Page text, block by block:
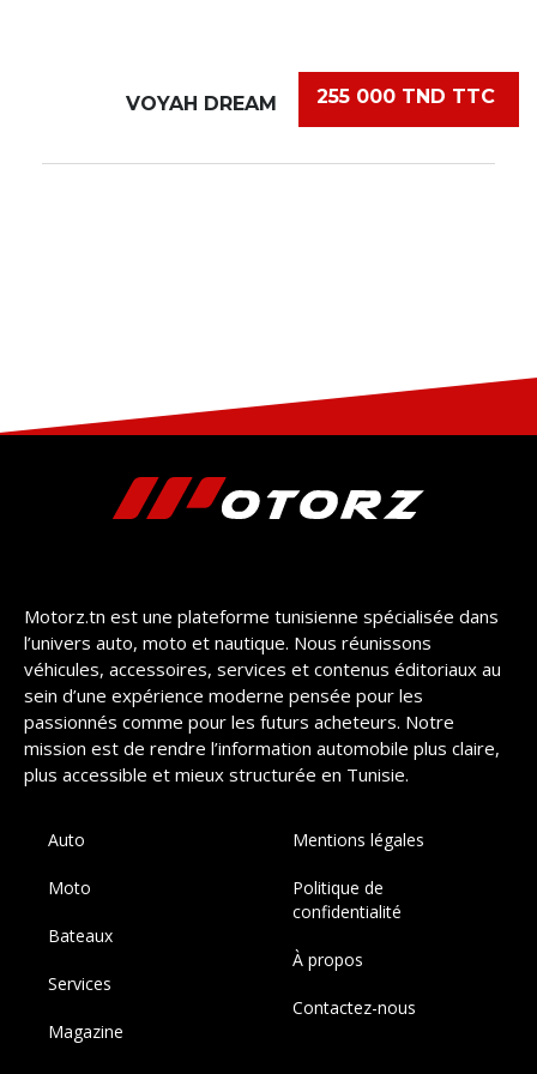
255 000 TND TTC
VOYAH DREAM
Motorz.tn est une plateforme tunisienne spécialisée dans
l’univers auto, moto et nautique. Nous réunissons
véhicules, accessoires, services et contenus éditoriaux au
sein d’une expérience moderne pensée pour les
passionnés comme pour les futurs acheteurs. Notre
mission est de rendre l’information automobile plus claire,
plus accessible et mieux structurée en Tunisie.
Auto
Moto
Bateaux
Services
Magazine
Mentions légales
Politique de
confidentialité
À propos
Contactez-nous